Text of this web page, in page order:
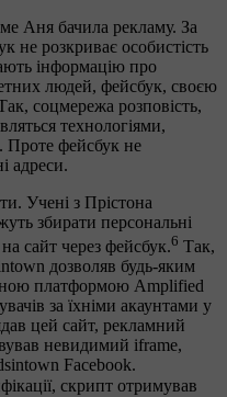
Аня бачила рекламу. За
не розкриває особистість
інформацію про
людей, фейсбук, своєю
соцмережа розповість,
технологіями,
Проте фейсбук не
адреси.
Учені з Прістона
збирати персональні
на сайт через фейсбук.6 Так,
дозволяв будь-яким
платформою Amplified
за їхніми акаунтами у
цей сайт, рекламний
невидимий iframe,
Facebook.
скрипт отримував